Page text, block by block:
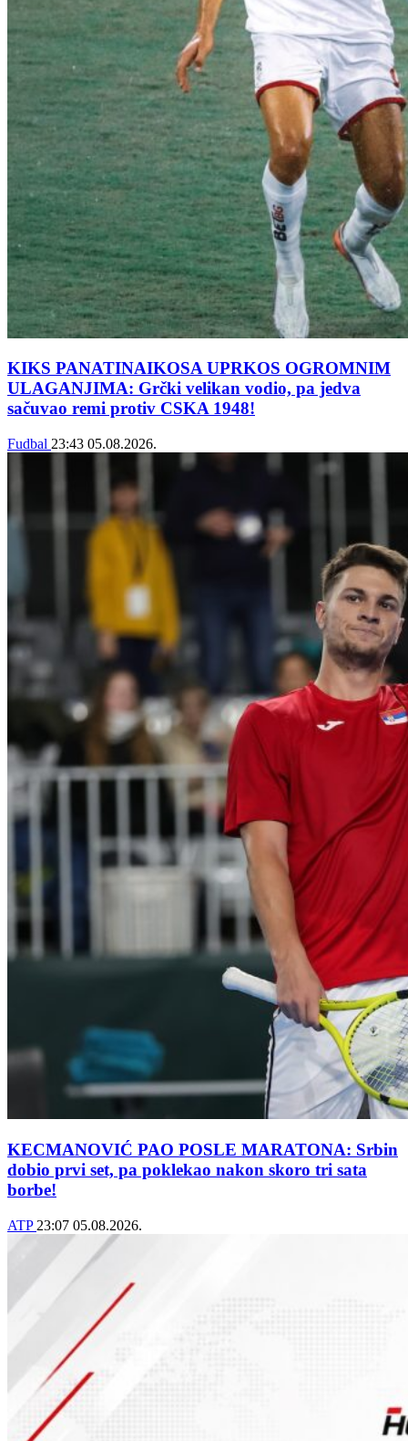
KIKS PANATINAIKOSA UPRKOS OGROMNIM
ULAGANJIMA: Grčki velikan vodio, pa jedva
sačuvao remi protiv CSKA 1948!
Fudbal 23:43 05.08.2026.
KECMANOVIĆ PAO POSLE MARATONA: Srbin
dobio prvi set, pa poklekao nakon skoro tri sata
borbe!
ATP 23:07 05.08.2026.